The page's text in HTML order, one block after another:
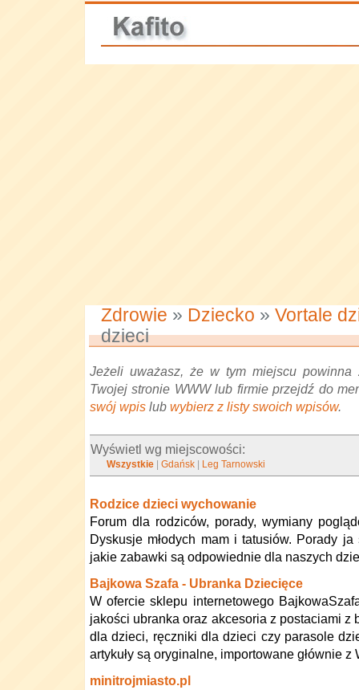
Zdrowie » Dziecko » Vortale
dzieci
Jeżeli uważasz, że w tym miejscu powinna
Twojej stronie WWW lub firmie przejdź do
swój wpis lub wybierz z listy swoich wpisów.
Wyświetl wg miejscowości:
Wszystkie |Gdańsk Leg Tarnowski
Rodzice dzieci wychowanie
Forum dla rodziców, porady, wymiany
Dyskusje młodych mam i tatusiów. Porady
jakie zabawki są odpowiednie dla naszych
Bajkowa Szafa - Ubranka Dziecięce
W ofercie sklepu internetowego
jakości ubranka oraz akcesoria z postaciami z
dla dzieci, ręczniki dla dzieci czy parasole
artykuły są oryginalne, importowane głównie
minitrojmiasto.pl